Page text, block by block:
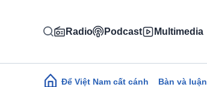
Radio Podcast Multimedia
Main navigation
Để Việt Nam cất cánh Bàn và luận